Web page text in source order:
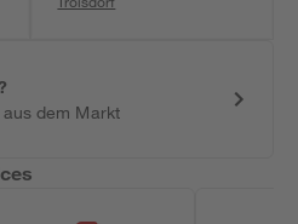
aus dem Markt